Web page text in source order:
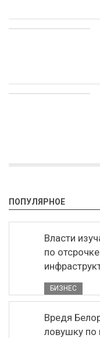
ПОПУЛЯРНОЕ
Власти
по
БИЗНЕС
Вредя
ловушку по